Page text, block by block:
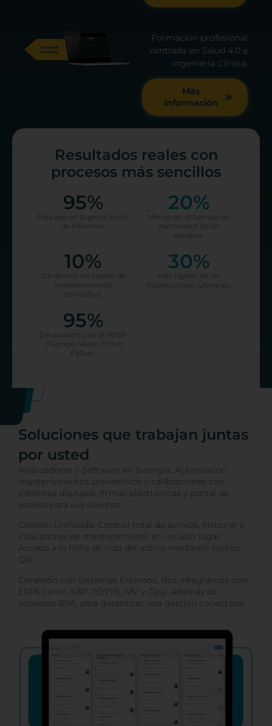
Formación profesional
centrada en Salud 4.0 e
Ingeniería Clínica.
Más
información
Resultados reales con
procesos más sencillos
Más ágil en la generación
de informes.
95%
Menos en el tiempo de
inactividad de los
equipos.
20%
De ahorro en costes de
mantenimiento
correctivo.
10%
Más rápido en las
inspecciones rutinarias.
30%
De aumento en el MTBF
(Tiempo Medio Entre
Fallos).
95%
Soluciones que trabajan juntas
por usted
Analizadores y Software en Sinergia: Automatice
mantenimientos preventivos y calibraciones con
informes digitales, firmas electrónicas y portal de
acceso para sus clientes.
Gestión Unificada: Control total de activos, historial e
indicadores de mantenimiento en un solo lugar.
Acceda a la ficha de vida del activo mediante código
QR.
Conexión con Sistemas Externos: Nos integramos con
ERPs como SAP, TOTVS, MV y Tasy, además de
sistemas RPA, para garantizar una gestión conectada.